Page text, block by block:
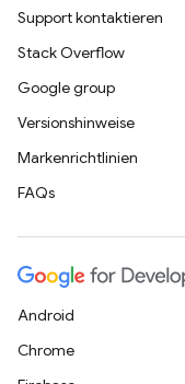
Support kontaktieren
Stack Overflow
Google group
Versionshinweise
Markenrichtlinien
FAQs
Android
Chrome